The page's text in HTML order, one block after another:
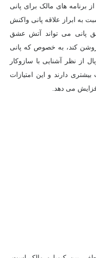
برنامه های مالک برای پانی
به ابراز علاقه پانی واکنش
پانی می تواند آتش عشق
روشن کند، به خصوص که پانی
از نظر آشنایی با سازوکار
دارند و این امتیازات
می دهد.